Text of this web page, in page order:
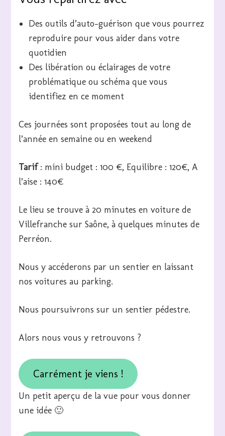
Des outils d’auto-guérison que vous pourrez
reproduire pour vous aider dans votre
quotidien
Des libération ou éclairages de votre
problématique ou schéma que vous
identifiez en ce moment
Ces journées sont proposées tout au long de
l’année en semaine ou en weekend
Tarif: mini budget : 100 €, Equilibre : 120€, A
l’aise : 140€
Le lieu se trouve à 20 minutes en voiture de
Villefranche sur Saône, à quelques minutes de
Perréon.
Nous y accéderons par un sentier en laissant
nos voitures au parking.
Nous poursuivrons sur un sentier pédestre.
Alors nous vous y retrouvons ?
Carrément je viens !
Un petit aperçu de la vue pour vous donner
une idée 🙂